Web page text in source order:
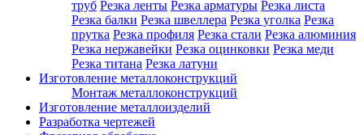
труб Резка ленты Резка арматуры Резка листа
Резка балки Резка швеллера Резка уголка Резка
прутка Резка профиля Резка стали Резка алюминия
Резка нержавейки Резка оцинковки Резка меди
Резка титана Резка латуни
Изготовление металлоконструкций
Монтаж металлоконструкций
Изготовление металлоизделий
Разработка чертежей